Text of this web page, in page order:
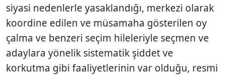
siyasi nedenlerle yasaklandığı, merkezi olarak
koordine edilen ve müsamaha gösterilen oy
çalma ve benzeri seçim hileleriyle seçmen ve
adaylara yönelik sistematik şiddet ve
korkutma gibi faaliyetlerinin var olduğu, resmi